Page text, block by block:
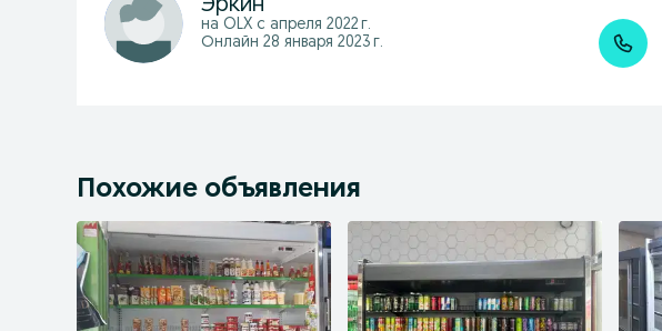
Эркин
на OLX с апреля 2022 г.
Онлайн 28 января 2023 г.
Похожие объявления